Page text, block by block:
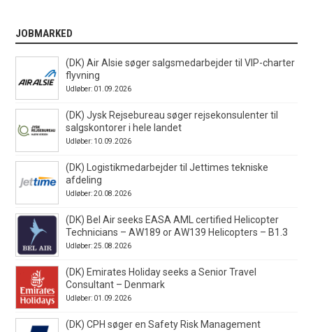
JOBMARKED
(DK) Air Alsie søger salgsmedarbejder til VIP-charter
flyvning
Udløber: 01.09.2026
(DK) Jysk Rejsebureau søger rejsekonsulenter til
salgskontorer i hele landet
Udløber: 10.09.2026
(DK) Logistikmedarbejder til Jettimes tekniske
afdeling
Udløber: 20.08.2026
(DK) Bel Air seeks EASA AML certified Helicopter
Technicians – AW189 or AW139 Helicopters – B1.3
Udløber: 25.08.2026
(DK) Emirates Holiday seeks a Senior Travel
Consultant – Denmark
Udløber: 01.09.2026
(DK) CPH søger en Safety Risk Management